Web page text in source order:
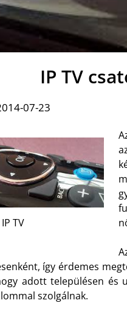
IP TV
07-23
IP TV
így érdemes
adott településen és
szolgálnak.